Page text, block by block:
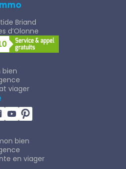
Briand
d’Olonne
bien
viager
bien
en viager